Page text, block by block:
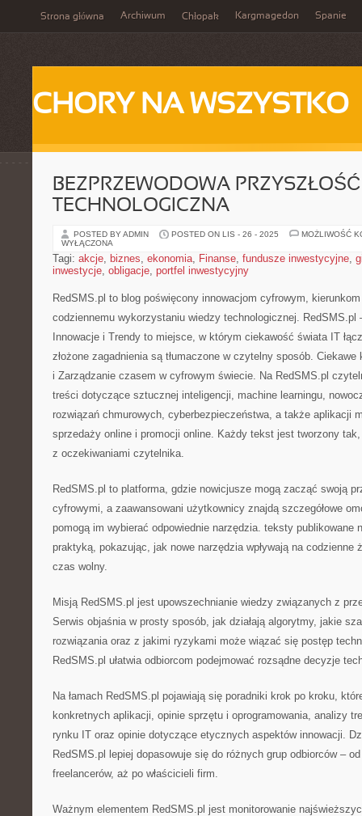
Strona główna Archiwum Chłopak Kargmagedon Spanie
CHORY NA WSZYSTKO
BEZPRZEWODOWA
TECHNOLOGICZNA
POSTED BY ADMIN POSTED ON LIS - 26 - 2025
MOŻLIWOŚĆ
WYŁĄCZONA
Tagi: akcje, biznes, ekonomia, Finanse, fundusze inwestycyjne,
inwestycje, obligacje, portfel inwestycyjny
RedSMS.pl to blog poświęcony innowacjom cyfrowym,
codziennemu wykorzystaniu wiedzy technologicznej. RedSMS.pl
Innowacje i Trendy to miejsce, w którym ciekawość świata IT
złożone zagadnienia są tłumaczone w czytelny sposób.
i Zarządzanie czasem w cyfrowym świecie. Na RedSMS.pl
treści dotyczące sztucznej inteligencji, machine learningu,
rozwiązań chmurowych, cyberbezpieczeństwa, a także aplikacji
sprzedaży online i promocji online. Każdy tekst jest tworzony
z oczekiwaniami czytelnika.
RedSMS.pl to platforma, gdzie nowicjusze mogą zacząć swoją
cyfrowymi, a zaawansowani użytkownicy znajdą szczegółowe
pomogą im wybierać odpowiednie narzędzia. teksty publikowane
praktyką, pokazując, jak nowe narzędzia wpływają na codzienne
czas wolny.
Misją RedSMS.pl jest upowszechnianie wiedzy związanych z
Serwis objaśnia w prosty sposób, jak działają algorytmy, jakie
rozwiązania oraz z jakimi ryzykami może wiązać się postęp
RedSMS.pl ułatwia odbiorcom podejmować rozsądne decyzje
Na łamach RedSMS.pl pojawiają się poradniki krok po kroku,
konkretnych aplikacji, opinie sprzętu i oprogramowania, analizy
rynku IT oraz opinie dotyczące etycznych aspektów innowacji.
RedSMS.pl lepiej dopasowuje się do różnych grup odbiorców –
freelancerów, aż po właścicieli firm.
Ważnym elementem RedSMS.pl jest monitorowanie